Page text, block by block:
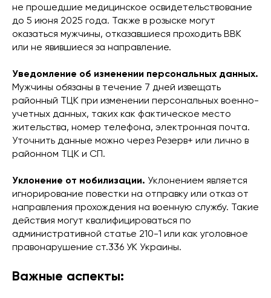
не прошедшие медицинское освидетельствование
до 5 июня 2025 года. Также в розыске могут
оказаться мужчины, отказавшиеся проходить ВВК
или не явившиеся за направление.
Уведомление об изменении персональных данных.
Мужчины обязаны в течение 7 дней извещать
районный ТЦК при изменении персональных военно-
учетных данных, таких как фактическое место
жительства, номер телефона, электронная почта.
Уточнить данные можно через Резерв+ или лично в
районном ТЦК и СП.
Уклонение от мобилизации. Уклонением является
игнорирование повестки на отправку или отказ от
направления прохождения на военную службу. Такие
действия могут квалифицироваться по
административной статье 210-1 или как уголовное
правонарушение ст.336 УК Украины.
Важные аспекты: